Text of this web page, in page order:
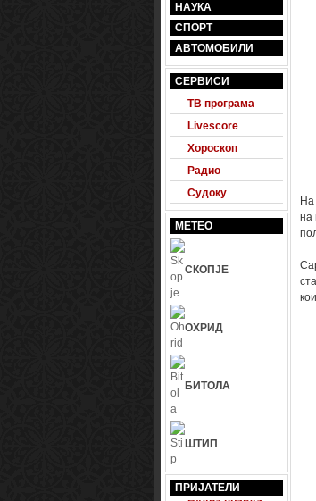
НАУКА
СПОРТ
АВТОМОБИЛИ
СЕРВИСИ
ТВ програма
Livescore
Хороскоп
Радио
Судоку
МЕТЕО
СКОПЈЕ
ОХРИД
БИТОЛА
ШТИП
ПРИЈАТЕЛИ
24 Фудбал
Будна правда
На
на